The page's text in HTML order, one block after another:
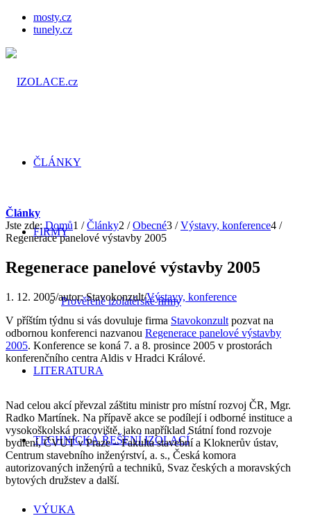
mosty.cz
tunely.cz
ČLÁNKY
FIRMY
Prověřené izolatérské firmy
LITERATURA
TECHNICKÁ ŘEŠENÍ IZOLACÍ
VÝUKA
Články
Jste zde: Domů1 / Články2 / Obecné3 / Výstavy, konference4 /
Regenerace panelové výstavby 2005
Regenerace panelové výstavby 2005
1. 12. 2005/autor:Stavokonzult/Výstavy, konference
V příštím týdnu si vás dovuluje firma Stavokonzult pozvat na
odbornou konferenci nazvanou Regenerace panelové výstavby
2005. Konference se koná 7. a 8. prosince 2005 v prostorách
konferenčního centra Aldis v Hradci Králové.
Nad celou akcí převzal záštitu ministr pro místní rozvoj ČR, Mgr.
Radko Martínek. Na přípavě akce se podílejí i odborné instituce a
vysokoškolská pracoviště, jako například Státní fond rozvoje
bydlení, ČVUT v Praze – Fakulta stavební a Kloknerův ústav,
Centrum stavebního inženýrství, a. s., Česká komora
autorizovaných inženýrů a techniků, Svaz českých a moravských
bytových družstev a další.